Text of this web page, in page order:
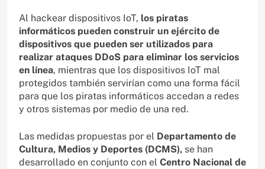
Al hackear dispositivos IoT, los piratas
informáticos pueden construir un ejército de
dispositivos que pueden ser utilizados para
realizar ataques DDoS para eliminar los servicios
en línea, mientras que los dispositivos IoT mal
protegidos también servirían como una forma fácil
para que los piratas informáticos accedan a redes
y otros sistemas por medio de una red.
Las medidas propuestas por el Departamento de
Cultura, Medios y Deportes (DCMS), se han
desarrollado en conjunto con el Centro Nacional de